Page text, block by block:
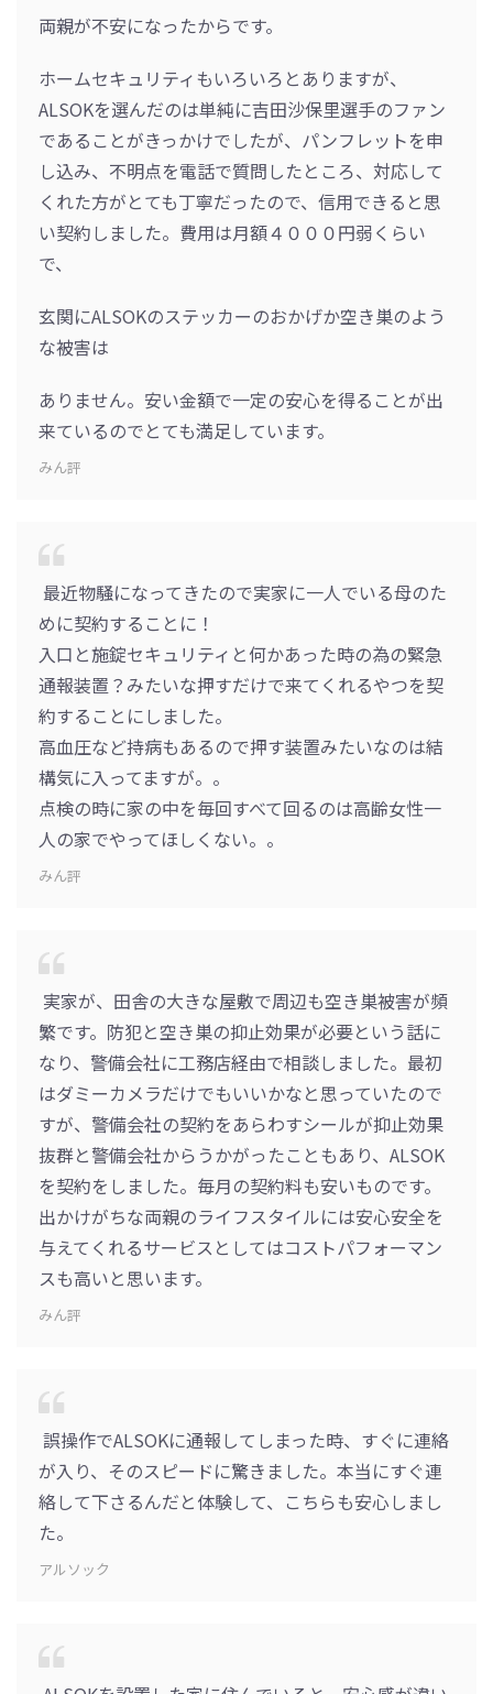
両親が不安になったからです。
ホームセキュリティもいろいろとありますが、
ALSOKを選んだのは単純に吉田沙保里選手のファン
であることがきっかけでしたが、パンフレットを申
し込み、不明点を電話で質問したところ、対応して
くれた方がとても丁寧だったので、信用できると思
い契約しました。費用は月額４０００円弱くらい
で、
玄関にALSOKのステッカーのおかげか空き巣のよう
な被害は
ありません。安い金額で一定の安心を得ることが出
来ているのでとても満足しています。
みん評
最近物騒になってきたので実家に一人でいる母のた
めに契約することに！
入口と施錠セキュリティと何かあった時の為の緊急
通報装置？みたいな押すだけで来てくれるやつを契
約することにしました。
高血圧など持病もあるので押す装置みたいなのは結
構気に入ってますが。。
点検の時に家の中を毎回すべて回るのは高齢女性一
人の家でやってほしくない。。
みん評
実家が、田舎の大きな屋敷で周辺も空き巣被害が頻
繁です。防犯と空き巣の抑止効果が必要という話に
なり、警備会社に工務店経由で相談しました。最初
はダミーカメラだけでもいいかなと思っていたので
すが、警備会社の契約をあらわすシールが抑止効果
抜群と警備会社からうかがったこともあり、ALSOK
を契約をしました。毎月の契約料も安いものです。
出かけがちな両親のライフスタイルには安心安全を
与えてくれるサービスとしてはコストパフォーマン
スも高いと思います。
みん評
誤操作でALSOKに通報してしまった時、すぐに連絡
が入り、そのスピードに驚きました。本当にすぐ連
絡して下さるんだと体験して、こちらも安心しまし
た。
アルソック